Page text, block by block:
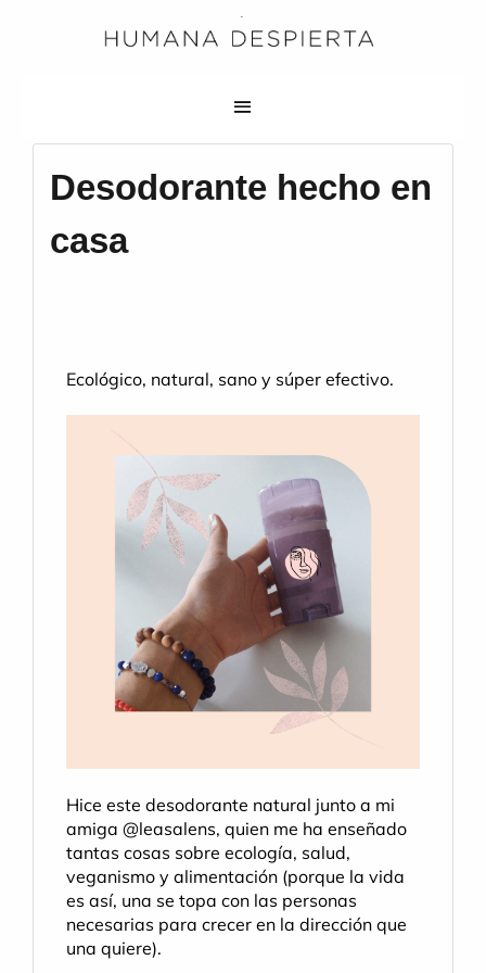
Desodorante hecho en
casa
Ecológico, natural, sano y súper efectivo.
Hice este desodorante natural junto a mi
amiga @leasalens, quien me ha enseñado
tantas cosas sobre ecología, salud,
veganismo y alimentación (porque la vida
es así, una se topa con las personas
necesarias para crecer en la dirección que
una quiere).